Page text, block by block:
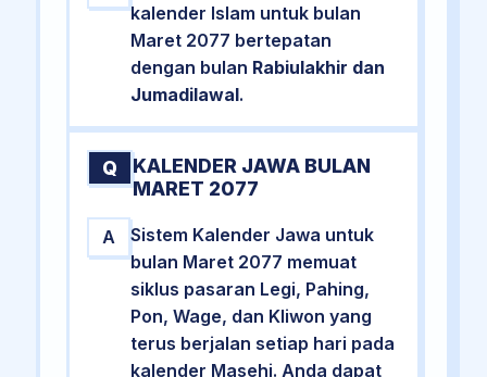
kalender Islam untuk bulan
Maret 2077 bertepatan
dengan bulan Rabiulakhir dan
Jumadilawal.
Q
KALENDER JAWA BULAN
MARET 2077
A
Sistem Kalender Jawa untuk
bulan Maret 2077 memuat
siklus pasaran Legi, Pahing,
Pon, Wage, dan Kliwon yang
terus berjalan setiap hari pada
kalender Masehi. Anda dapat